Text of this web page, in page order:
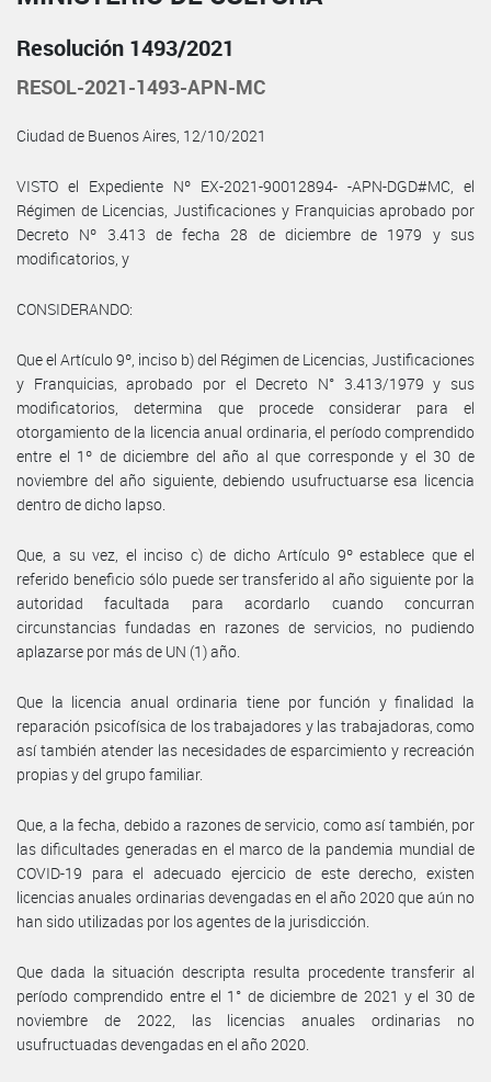
Resolución 1493/2021
RESOL-2021-1493-APN-MC
Ciudad de Buenos Aires, 12/10/2021
VISTO el Expediente Nº EX-2021-90012894- -APN-DGD#MC, el
Régimen de Licencias, Justificaciones y Franquicias aprobado por
Decreto Nº 3.413 de fecha 28 de diciembre de 1979 y sus
modificatorios, y
CONSIDERANDO:
Que el Artículo 9º, inciso b) del Régimen de Licencias, Justificaciones
y Franquicias, aprobado por el Decreto N° 3.413/1979 y sus
modificatorios, determina que procede considerar para el
otorgamiento de la licencia anual ordinaria, el período comprendido
entre el 1º de diciembre del año al que corresponde y el 30 de
noviembre del año siguiente, debiendo usufructuarse esa licencia
dentro de dicho lapso.
Que, a su vez, el inciso c) de dicho Artículo 9º establece que el
referido beneficio sólo puede ser transferido al año siguiente por la
autoridad facultada para acordarlo cuando concurran
circunstancias fundadas en razones de servicios, no pudiendo
aplazarse por más de UN (1) año.
Que la licencia anual ordinaria tiene por función y finalidad la
reparación psicofísica de los trabajadores y las trabajadoras, como
así también atender las necesidades de esparcimiento y recreación
propias y del grupo familiar.
Que, a la fecha, debido a razones de servicio, como así también, por
las dificultades generadas en el marco de la pandemia mundial de
COVID-19 para el adecuado ejercicio de este derecho, existen
licencias anuales ordinarias devengadas en el año 2020 que aún no
han sido utilizadas por los agentes de la jurisdicción.
Que dada la situación descripta resulta procedente transferir al
período comprendido entre el 1° de diciembre de 2021 y el 30 de
noviembre de 2022, las licencias anuales ordinarias no
usufructuadas devengadas en el año 2020.